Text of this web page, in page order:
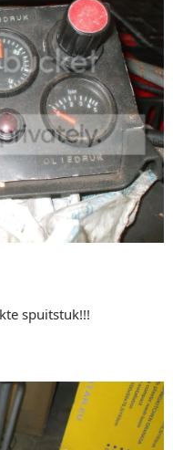
spuitstuk!!!